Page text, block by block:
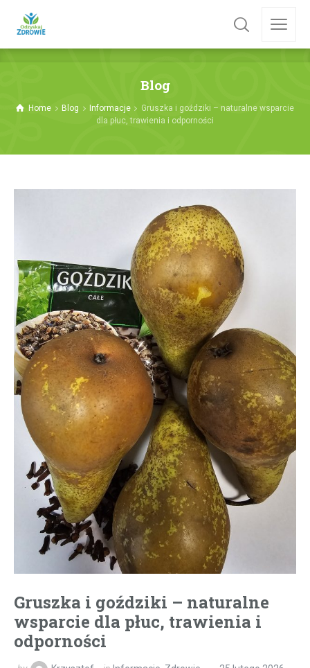
Blog
Home Blog Informacje
Gruszka i goździki – naturalne wsparcie
dla płuc, trawienia i odporności
Gruszka i goździki – naturalne
wsparcie dla płuc, trawienia i
odporności